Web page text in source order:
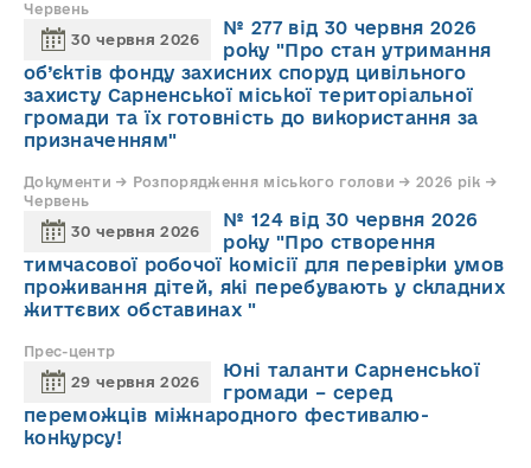
Червень
30 червня 2026
№ 277 від 30 червня 2026
року "Про стан утримання
об’єктів фонду захисних споруд цивільного
захисту Сарненської міської територіальної
громади та їх готовність до використання за
призначенням"
Документи → Розпорядження міського голови → 2026 рік →
Червень
30 червня 2026
№ 124 від 30 червня 2026
року "Про створення
тимчасової робочої комісії для перевірки умов
проживання дітей, які перебувають у складних
життєвих обставинах "
Прес-центр
29 червня 2026
Юні таланти Сарненської
громади – серед
переможців міжнародного фестивалю-
конкурсу!